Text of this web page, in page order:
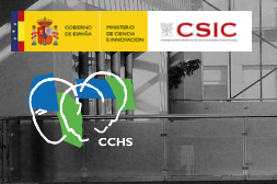
Pasar
al
contenido
principal